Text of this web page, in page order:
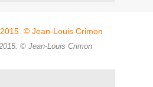
© Jean-Louis Crimon